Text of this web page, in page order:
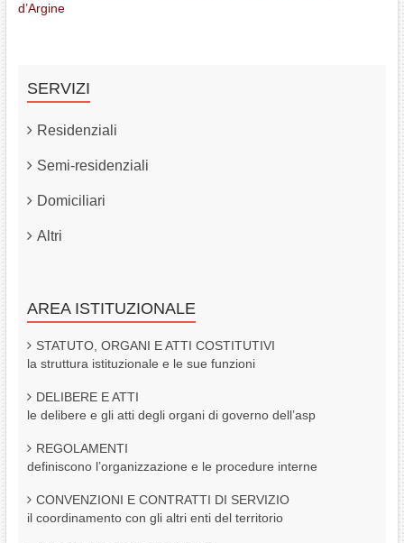
d’Argine
SERVIZI
Residenziali
Semi-residenziali
Domiciliari
Altri
AREA ISTITUZIONALE
STATUTO, ORGANI E ATTI COSTITUTIVI
la struttura istituzionale e le sue funzioni
DELIBERE E ATTI
le delibere e gli atti degli organi di governo dell’asp
REGOLAMENTI
definiscono l’organizzazione e le procedure interne
CONVENZIONI E CONTRATTI DI SERVIZIO
il coordinamento con gli altri enti del territorio